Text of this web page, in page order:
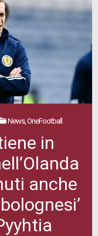
News, OneFootball
in
anche